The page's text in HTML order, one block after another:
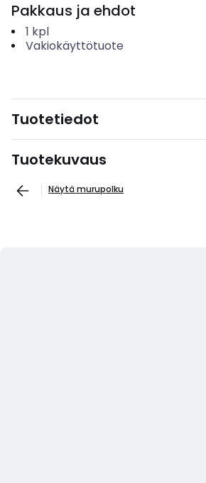
Pakkaus ja ehdot
1 kpl
Vakiokäyttötuote
Tuotetiedot
Tuotekuvaus
Näytä murupolku